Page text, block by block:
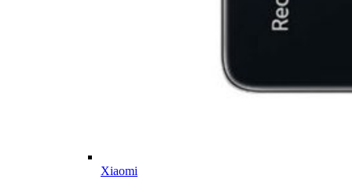
Xiaomi